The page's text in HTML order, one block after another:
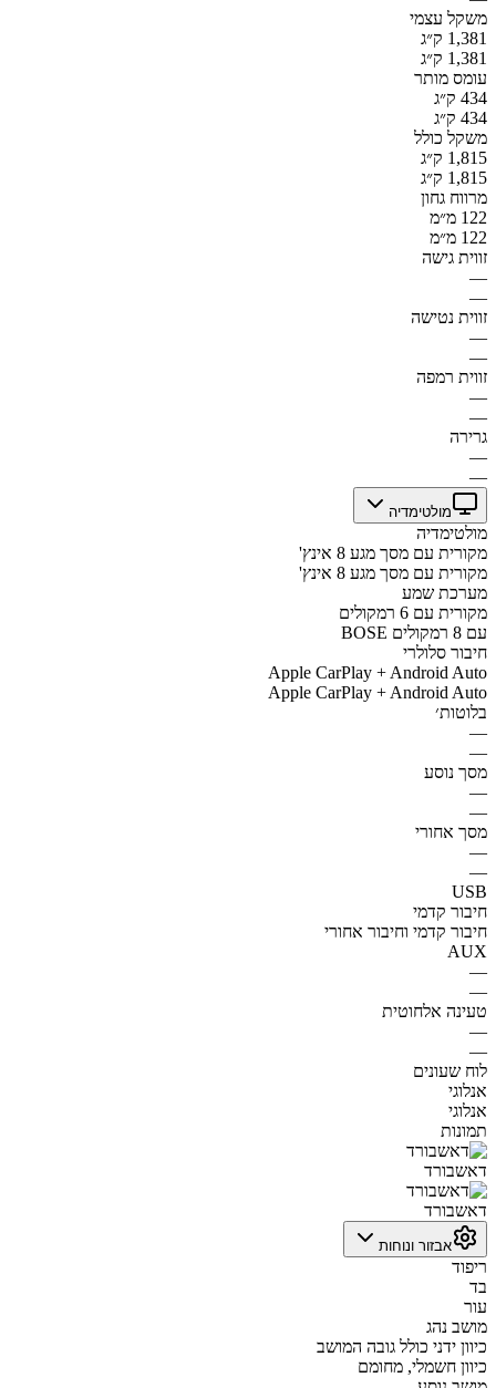
משקל עצמי
1,381 ק״ג
1,381 ק״ג
עומס מותר
434 ק״ג
434 ק״ג
משקל כולל
1,815 ק״ג
1,815 ק״ג
מרווח גחון
122 מ״מ
122 מ״מ
זווית גישה
—
—
זווית נטישה
—
—
זווית רמפה
—
—
גרירה
—
—
מולטימדיה
מולטימדיה
מקורית עם מסך מגע 8 אינץ'
מקורית עם מסך מגע 8 אינץ'
מערכת שמע
מקורית עם 6 רמקולים
BOSE עם 8 רמקולים
חיבור סלולרי
Apple CarPlay + Android Auto
Apple CarPlay + Android Auto
בלוטות׳
—
—
מסך נוסע
—
—
מסך אחורי
—
—
USB
חיבור קדמי
חיבור קדמי וחיבור אחורי
AUX
—
—
טעינה אלחוטית
—
—
לוח שעונים
אנלוגי
אנלוגי
תמונות
דאשבורד
דאשבורד
אבזור ונוחות
ריפוד
בד
עור
מושב נהג
כיוון ידני כולל גובה המושב
כיוון חשמלי, מחומם